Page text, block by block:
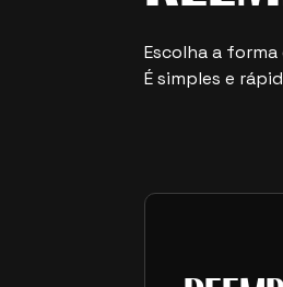
Escolha a
É simples e